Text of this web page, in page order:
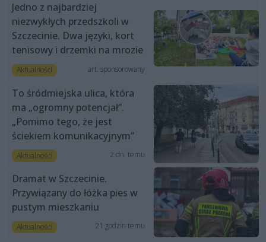
Jedno z najbardziej
niezwykłych przedszkoli w
Szczecinie. Dwa języki, kort
tenisowy i drzemki na mrozie
Aktualności art. sponsorowany
To śródmiejska ulica, która
ma „ogromny potencjał”.
„Pomimo tego, że jest
ściekiem komunikacyjnym”
Aktualności 2 dni temu
Dramat w Szczecinie.
Przywiązany do łóżka pies w
pustym mieszkaniu
Aktualności 21 godzin temu